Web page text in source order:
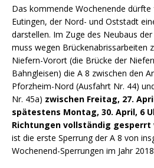
Das kommende Wochenende
Eutingen, der Nord- und Oststadt
darstellen. Im Zuge des Neubaus
muss wegen Brückenabrissarbeiten
Niefern-Vorort (die Brücke der
Bahngleisen) die A 8 zwischen den
Pforzheim-Nord (Ausfahrt Nr. 44)
Nr. 45a) zwischen Freitag, 27.
spätestens Montag, 30. April, 6
Richtungen vollständig gesperrt
ist die erste Sperrung der A 8 von
Wochenend-Sperrungen im Jahr